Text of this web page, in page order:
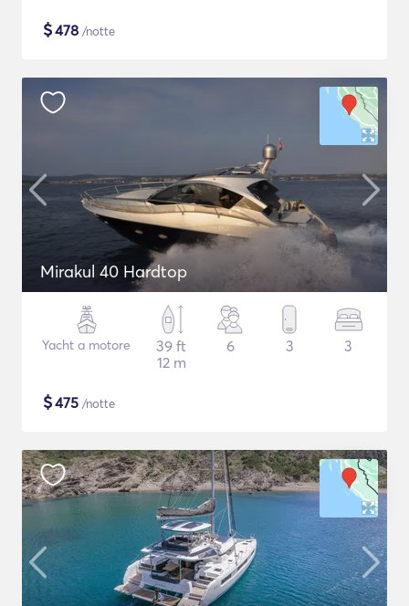
$478 /notte
Mirakul 40 Hardtop
Yacht a motore
39 ft
12 m
6 3 3
$475 /notte